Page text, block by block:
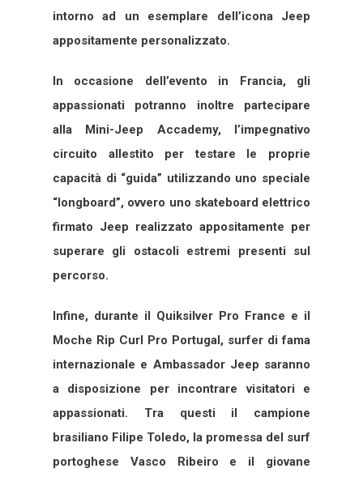
intorno ad un esemplare dell’icona Jeep
appositamente personalizzato.
In occasione dell’evento in Francia, gli
appassionati potranno inoltre partecipare
alla Mini-Jeep Accademy, l’impegnativo
circuito allestito per testare le proprie
capacità di “guida” utilizzando uno speciale
“longboard”, ovvero uno skateboard elettrico
firmato Jeep realizzato appositamente per
superare gli ostacoli estremi presenti sul
percorso.
Infine, durante il Quiksilver Pro France e il
Moche Rip Curl Pro Portugal, surfer di fama
internazionale e Ambassador Jeep saranno
a disposizione per incontrare visitatori e
appassionati. Tra questi il campione
brasiliano Filipe Toledo, la promessa del surf
portoghese Vasco Ribeiro e il giovane